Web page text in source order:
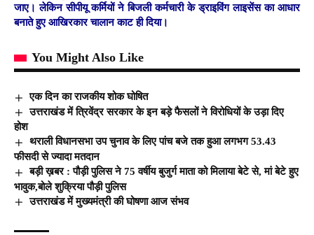
जाए। लेकिन सीपीयू कर्मियों ने बिजली कर्मचारी के ड्राइविंग लाइसेंस का आधार
बनाते हुए आखिरकार चालान काट ही दिया।
You Might Also Like
एक दिन का राजकीय शोक घोषित
उत्तराखंड में त्रिवेंद्र सरकार के इन बड़े फैसलों ने विरोधियों के उड़ा दिए
होश
थराली विधानसभा उप चुनाव के लिए पांच बजे तक हुआ लगभग 53.43
फीसदी से ज्यादा मतदान
बड़ी ख़बर : पौड़ी पुलिस ने 75 वर्षीय बुजुर्ग माता को मिलाया बेटे से, मां बेटे हुए
भावुक,बोले शुक्रिया पौड़ी पुलिस
उत्तराखंड में मुख्यमंत्री की घोषणा आज संभव